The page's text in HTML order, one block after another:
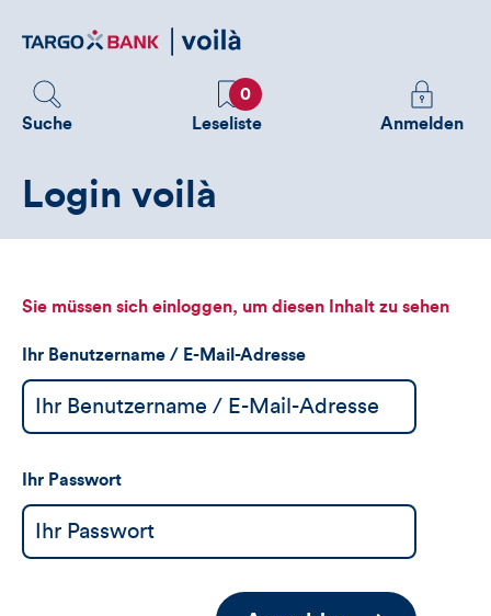
zum
Suche
Favoriten
0
Leseliste
Melden
Sie
sehen
Anmelden
Login voilà
Sie müssen sich einloggen, um diesen Inhalt zu sehen
Ihr Benutzername / E-Mail-Adresse
Ihr Passwort